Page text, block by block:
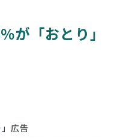
が「おとり」
広告